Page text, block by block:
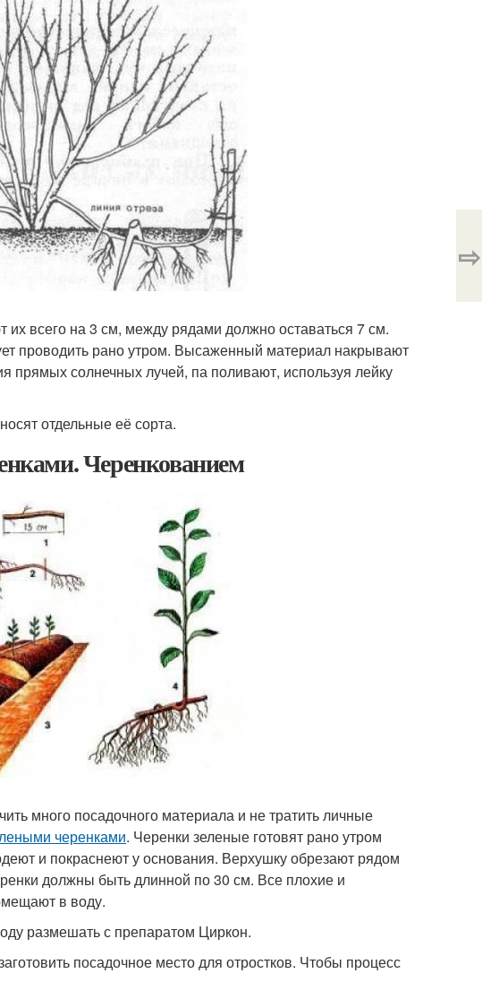
всего на 3 см, между рядами должно оставаться 7 см.
проводить рано утром. Высаженный материал накрывают
прямых солнечных лучей, па поливают, используя лейку
отдельные её сорта.
Черенкованием
много посадочного материала и не тратить личные
черенками. Черенки зеленые готовят рано утром
и покраснеют у основания. Верхушку обрезают рядом
должны быть длинной по 30 см. Все плохие и
в воду.
размешать с препаратом Циркон.
посадочное место для отростков. Чтобы процесс
⇨